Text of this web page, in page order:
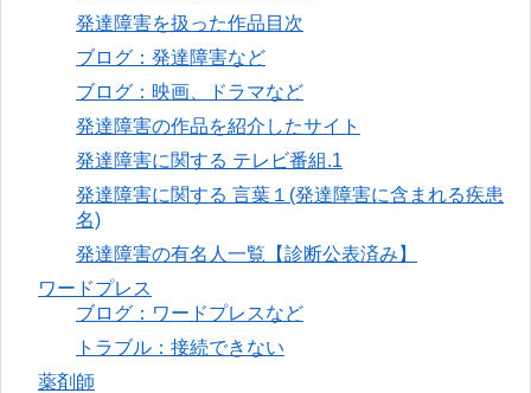
発達障害を扱った作品目次
ブログ：発達障害など
ブログ：映画、ドラマなど
発達障害の作品を紹介したサイト
発達障害に関する テレビ番組.1
発達障害に関する 言葉１(発達障害に含まれる疾患
名)
発達障害の有名人一覧【診断公表済み】
ワードプレス
ブログ：ワードプレスなど
トラブル：接続できない
薬剤師